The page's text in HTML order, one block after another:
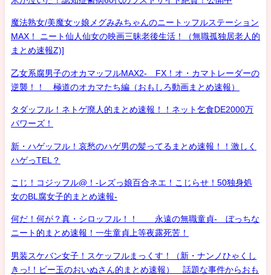
魔法熟女/美魔女ッ娘メグみみちゃんのニートッフルステーション
MAX！ ニート仙人仙女の映画三昧老後生活！（無職孤独居老人的
まとめ速報Z)]
乙女系腐男子のオカマッフルMAX2- FX！オ・カマトレーダーの
逆襲！！ 極道のオカマたち編（おもしろ動画まとめ速報）
タダッフル！ネトゲ廃人的まとめ速報！！ネット乞食DE2000万
パワーズ！
新・ハゲッフル！哀愁のハゲ男の髪ってるまとめ速報！！激しく
ハゲっTEL？
こじ！コジッフル@！-レズっ娘百合ネエ！こじらせ！50独身処
女のBL腐女子的まとめ速報-
何だ！何が？真・シロッフル！！ 永遠の無職童貞- ぼっちな
ニート的まとめ速報！一生童貞上等夜露死苦！
男装スケバン女子！スケッフルまっくす！（新・ナンノひゃくし
きっ!！ビー玉のおいぬさん的まとめ速報） 話題な事件からおも